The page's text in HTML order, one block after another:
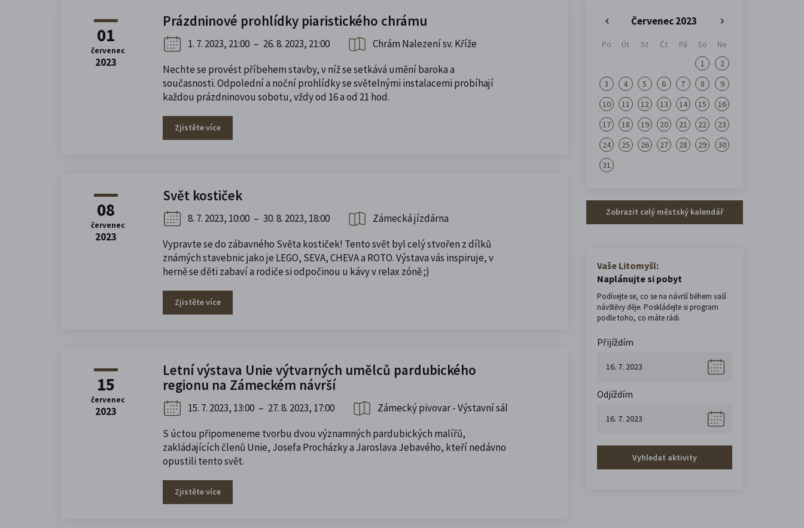
01
červenec
2023
Prázdninové prohlídky piaristického chrámu
1. 7. 2023, 21:00 – 26. 8. 2023, 21:00
Chrám Nalezení sv. Kříže
Nechte se provést příbehem stavby, v níž se setkává umění baroka a
současnosti. Odpolední a noční prohlídky se světelnými instalacemi probíhají
každou prázdninovou sobotu, vždy od 16 a od 21 hod.
Zjistěte více
08
červenec
2023
Svět kostiček
8. 7. 2023, 10:00 – 30. 8. 2023, 18:00
Zámecká jízdárna
Vypravte se do zábavného Světa kostiček! Tento svět byl celý stvořen z dílků
známých stavebnic jako je LEGO, SEVA, CHEVA a ROTO. Výstava vás inspiruje, v
herně se děti zabaví a rodiče si odpočinou u kávy v relax zóně ;)
Zjistěte více
15
červenec
2023
Letní výstava Unie výtvarných umělců pardubického
regionu na Zámeckém návrší
15. 7. 2023, 13:00 – 27. 8. 2023, 17:00
Zámecký pivovar - Výstavní sál
S úctou připomeneme tvorbu dvou významných pardubických malířů,
zakládajících členů Unie, Josefa Procházky a Jaroslava Jebavého, kteří nedávno
opustili tento svět.
Zjistěte více
Červenec 2023
»
Po Út St Čt Pá So
Ne
1
2
3
4 5 6 7 8
9
10
11 12 13 14 15
16
17
18 19 20 21 22
23
24
25 26 27 28 29
30
31
Zobrazit celý městský kalendář
Vaše Litomyšl:
Naplánujte si pobyt
Podívejte se, co se na návrší během vaší
návštěvy děje. Poskládejte si program
podle toho, co máte rádi.
Přijíždím
Odjíždím
Vyhledat aktivity